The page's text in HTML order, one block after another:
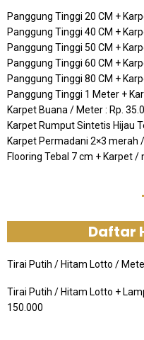
Panggung Tinggi 20 CM +
Panggung Tinggi 40 CM +
Panggung Tinggi 50 CM +
Panggung Tinggi 60 CM +
Panggung Tinggi 80 CM +
Panggung Tinggi 1 Meter +
Karpet Buana / Meter : Rp.
Karpet Rumput Sintetis Hijau
Karpet Permadani 2×3 merah
Flooring Tebal 7 cm + Karpet /
Daftar
Tirai Putih / Hitam Lotto /
Tirai Putih / Hitam Lotto +
150.000